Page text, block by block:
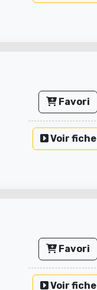
Favori
Voir fiche
Favori
Voir fiche